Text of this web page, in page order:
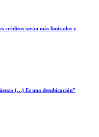
créditos serán más limitados y
(…) Es una desubicación”